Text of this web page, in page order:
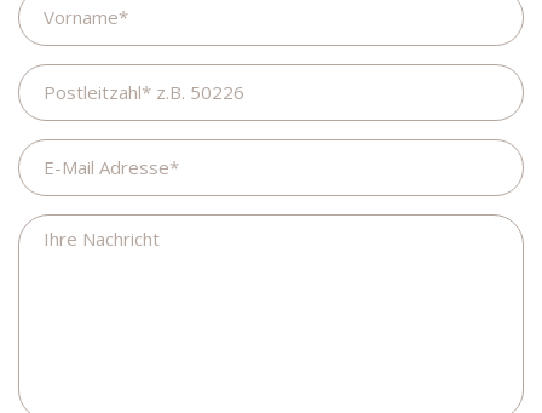
Postleitzahl
E-
Mail
Adresse
Ihre
Nachricht